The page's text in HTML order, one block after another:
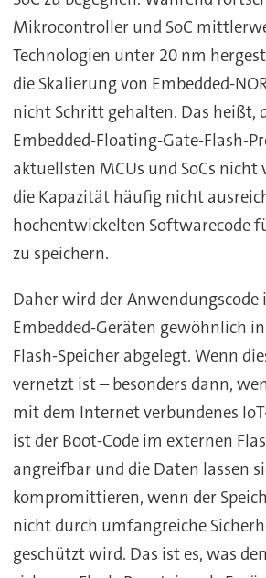
Mikrocontroller und SoC
Technologien unter 20 nm
die Skalierung von Embedded-
nicht Schritt gehalten. Das heißt,
Embedded-Floating-Gate-Flash-
aktuellsten MCUs und SoCs
die Kapazität häufig nicht
hochentwickelten Softwarecode
zu speichern.
Daher wird der Anwendungscode
Embedded-Geräten gewöhnlich
Flash-Speicher abgelegt. Wenn
vernetzt ist – besonders dann,
mit dem Internet verbundenes
ist der Boot-Code im externen
angreifbar und die Daten lassen
kompromittieren, wenn der
nicht durch umfangreiche
geschützt wird. Das ist es, was